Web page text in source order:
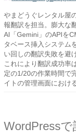
やまどうぐレンタル屋
報翻訳を担当。膨大な
AI「Gemini」のAPIを
タベース挿入システム
い回しの翻訳失敗を避
これにより翻訳成功率
定の1/20の作業時間で
イトの管理画面におけ